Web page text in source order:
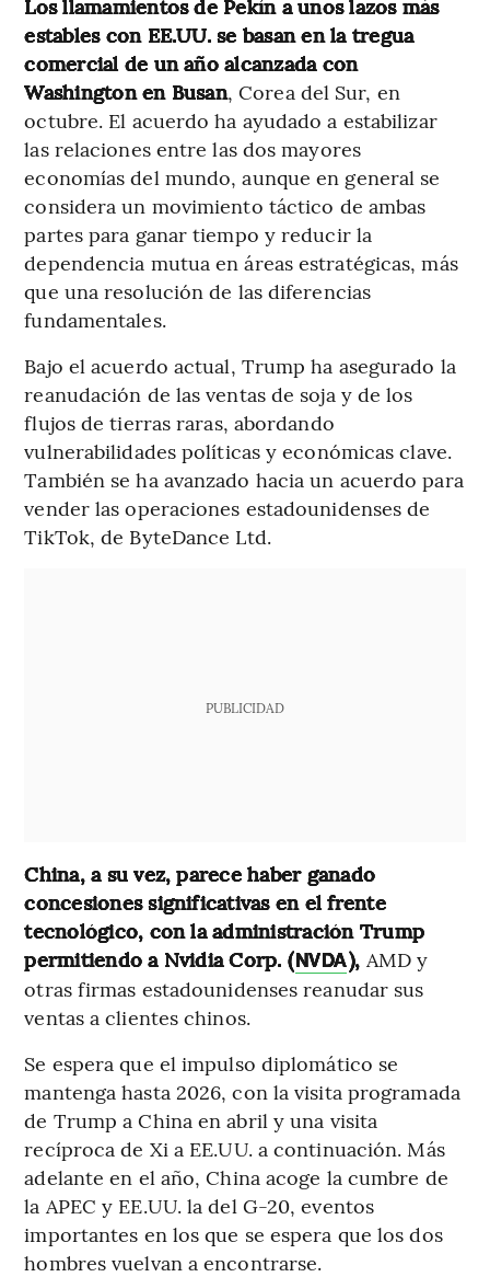
Los llamamientos de Pekín a unos lazos más
estables con EE.UU. se basan en la tregua
comercial de un año alcanzada con
Washington en Busan, Corea del Sur, en
octubre. El acuerdo ha ayudado a estabilizar
las relaciones entre las dos mayores
economías del mundo, aunque en general se
considera un movimiento táctico de ambas
partes para ganar tiempo y reducir la
dependencia mutua en áreas estratégicas, más
que una resolución de las diferencias
fundamentales.
Bajo el acuerdo actual, Trump ha asegurado la
reanudación de las ventas de soja y de los
flujos de tierras raras, abordando
vulnerabilidades políticas y económicas clave.
También se ha avanzado hacia un acuerdo para
vender las operaciones estadounidenses de
TikTok, de ByteDance Ltd.
PUBLICIDAD
China, a su vez, parece haber ganado
concesiones significativas en el frente
tecnológico, con la administración Trump
permitiendo a Nvidia Corp. (NVDA), AMD y
otras firmas estadounidenses reanudar sus
ventas a clientes chinos.
Se espera que el impulso diplomático se
mantenga hasta 2026, con la visita programada
de Trump a China en abril y una visita
recíproca de Xi a EE.UU. a continuación. Más
adelante en el año, China acoge la cumbre de
la APEC y EE.UU. la del G-20, eventos
importantes en los que se espera que los dos
hombres vuelvan a encontrarse.